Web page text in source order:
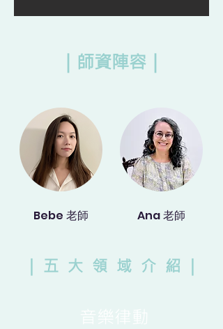
｜師資陣容｜
Bebe 老師 Ana 老師
｜ 五 大 領 域 介 紹 ｜